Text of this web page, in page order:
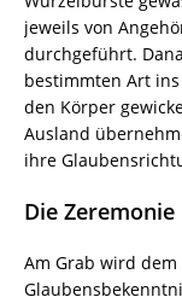
jeweils von
durchgeführt.
bestimmten Art
den Körper
Ausland
ihre
Die Zeremonie
Am Grab wird